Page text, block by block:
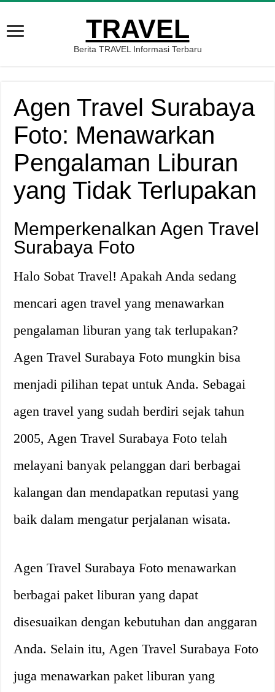
TRAVEL
Berita TRAVEL Informasi Terbaru
Agen Travel Surabaya
Foto: Menawarkan
Pengalaman Liburan
yang Tidak Terlupakan
Memperkenalkan Agen Travel
Surabaya Foto
Halo Sobat Travel! Apakah Anda sedang
mencari agen travel yang menawarkan
pengalaman liburan yang tak terlupakan?
Agen Travel Surabaya Foto mungkin bisa
menjadi pilihan tepat untuk Anda. Sebagai
agen travel yang sudah berdiri sejak tahun
2005, Agen Travel Surabaya Foto telah
melayani banyak pelanggan dari berbagai
kalangan dan mendapatkan reputasi yang
baik dalam mengatur perjalanan wisata.
Agen Travel Surabaya Foto menawarkan
berbagai paket liburan yang dapat
disesuaikan dengan kebutuhan dan anggaran
Anda. Selain itu, Agen Travel Surabaya Foto
juga menawarkan paket liburan yang